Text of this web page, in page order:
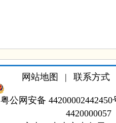
网站地图 | 联系方式
粤公网安备 44200002442450
4420000057